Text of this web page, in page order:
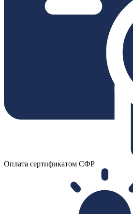
Оплата сертификатом СФР